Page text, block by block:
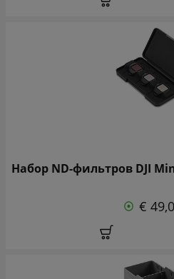
Набор ND-фильтров DJI
€